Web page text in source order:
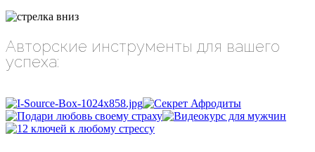
Авторские инструменты для вашего
успеха: